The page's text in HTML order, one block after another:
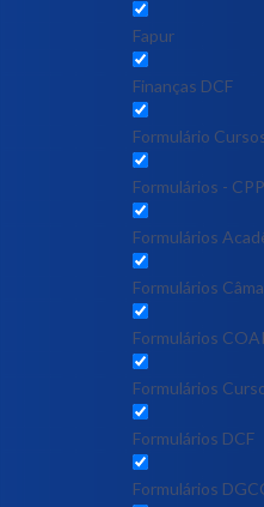
Fapur
Finanças DCF
Formulário
Formulários -
Formulários
Formulários
Formulários
Formulários
Formulários DCF
Formulários